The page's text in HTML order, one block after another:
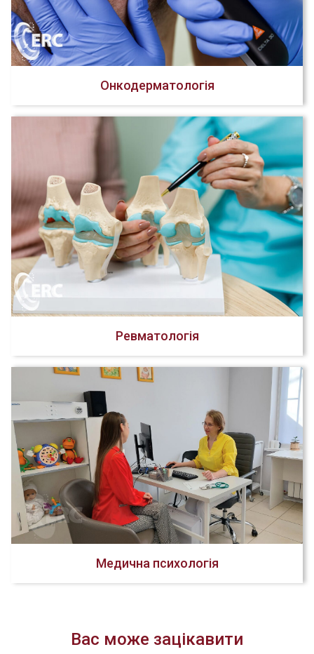
Онкодерматологія
Ревматологія
Медична психологія
Вас може зацікавити